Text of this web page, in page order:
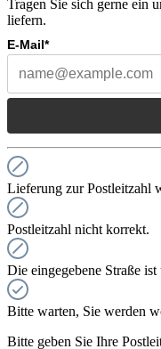
Tragen Sie sich gerne ein
liefern.
E-Mail*
Lieferung zur Postleitzahl
Postleitzahl nicht korrekt.
Die eingegebene Straße
Bitte warten, Sie werden
Bitte geben Sie Ihre